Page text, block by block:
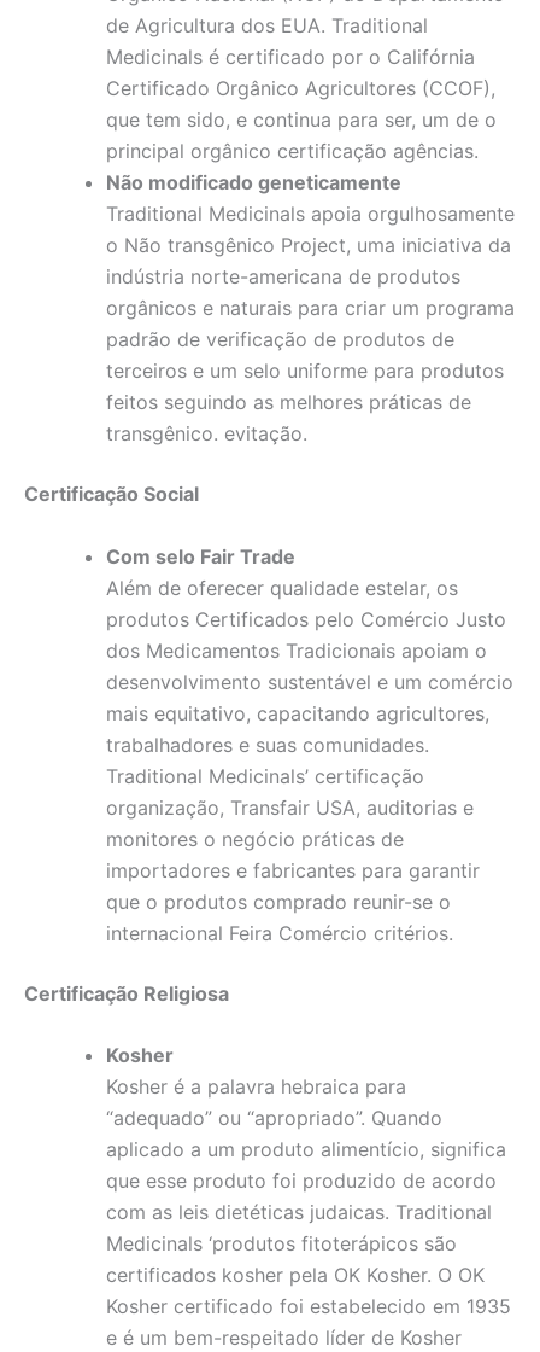
de Agricultura dos EUA. Traditional
Medicinals é certificado por o Califórnia
Certificado Orgânico Agricultores (CCOF),
que tem sido, e continua para ser, um de o
principal orgânico certificação agências.
Não modificado geneticamente
Traditional Medicinals apoia orgulhosamente
o Não transgênico Project, uma iniciativa da
indústria norte-americana de produtos
orgânicos e naturais para criar um programa
padrão de verificação de produtos de
terceiros e um selo uniforme para produtos
feitos seguindo as melhores práticas de
transgênico. evitação.
Certificação Social
Com selo Fair Trade
Além de oferecer qualidade estelar, os
produtos Certificados pelo Comércio Justo
dos Medicamentos Tradicionais apoiam o
desenvolvimento sustentável e um comércio
mais equitativo, capacitando agricultores,
trabalhadores e suas comunidades.
Traditional Medicinals’ certificação
organização, Transfair USA, auditorias e
monitores o negócio práticas de
importadores e fabricantes para garantir
que o produtos comprado reunir-se o
internacional Feira Comércio critérios.
Certificação Religiosa
Kosher
Kosher é a palavra hebraica para
“adequado” ou “apropriado”. Quando
aplicado a um produto alimentício, significa
que esse produto foi produzido de acordo
com as leis dietéticas judaicas. Traditional
Medicinals ‘produtos fitoterápicos são
certificados kosher pela OK Kosher. O OK
Kosher certificado foi estabelecido em 1935
e é um bem-respeitado líder de Kosher